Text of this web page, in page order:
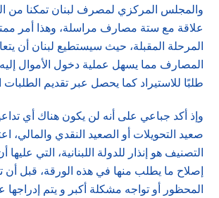
والمجلس المركزي لمصرف لبنان تمكنا من
علاقة مع ستة مصارف مراسلة، وهذا أمر
المرحلة المقبلة، حيث سيستطيع لبنان أن
المصارف مما يسهل عملية دخول الأموال
طلبًا للاستيراد كما يحصل عبر تقديم
وإذ أكد جباعي على أنه لن يكون هناك أي
صعيد التحويلات أو الصعيد النقدي والمالي،
التصنيف هو إنذار للدولة اللبنانية، التي
إصلاح ما يطلب منها في هذه الورقة، قبل أن
المحظور أو تواجه مشكلة أكبر و يتم إدراجها